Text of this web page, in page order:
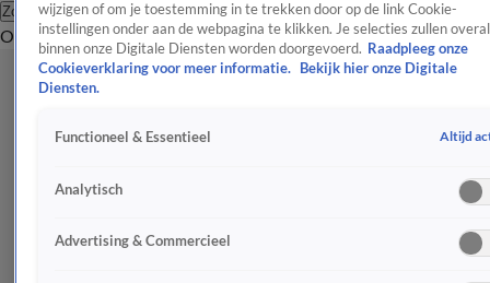
Zoeken
OverzichtEntertainmentSpraakmakendRealityCrimeVideo's
wijzigen of om je toestemming in te trekken door op de link Cookie-
instellingen onder aan de webpagina te klikken. Je selecties zullen overal
binnen onze Digitale Diensten worden doorgevoerd. Raadpleeg onze
Cookieverklaring voor meer informatie.
Bekijk hier onze Digitale
Diensten.
Functioneel & Essentieel Altijd
Analytisch
Advertising & Commercieel